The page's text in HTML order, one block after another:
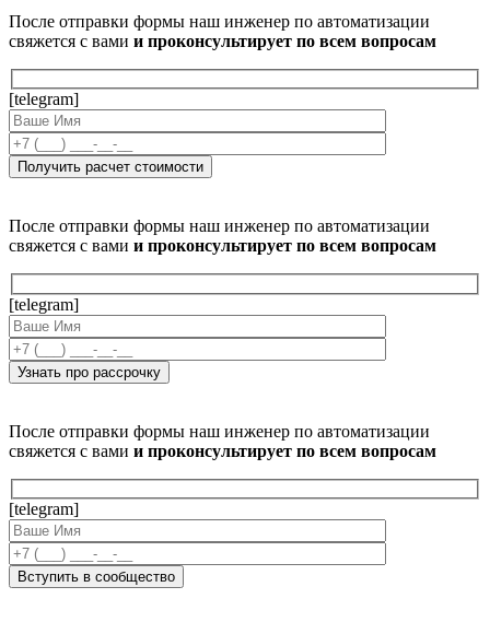
После отправки формы наш инженер по автоматизации
свяжется с вами и проконсультирует по всем вопросам
[telegram]
После отправки формы наш инженер по автоматизации
свяжется с вами и проконсультирует по всем вопросам
[telegram]
После отправки формы наш инженер по автоматизации
свяжется с вами и проконсультирует по всем вопросам
[telegram]